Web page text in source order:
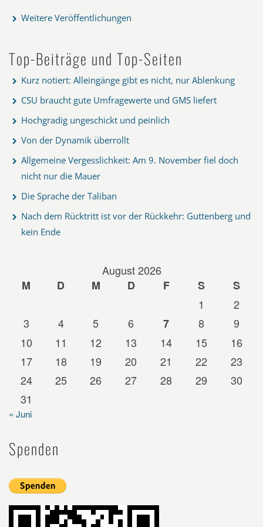
Weitere Veröffentlichungen
Top-Beiträge und Top-Seiten
Kurz notiert: Alleingänge gibt es nicht, nur Ablenkung
CSU braucht gute Umfragewerte und GMS liefert
Hochgradig ungeschickt und peinlich
Von der Dynamik überrollt
Allgemeine Vergesslichkeit: Am 9. November fiel doch
nicht nur die Mauer
Die Sprache der Taliban
Nach dem Rücktritt ist vor der Rückkehr: Guttenberg und
kein Ende
August 2026
M
D M D F S
S
1
2
3
4 5 6 7 8
9
10
11 12 13 14 15
16
17
18 19 20 21 22
23
24
25 26 27 28 29
30
31
« Juni
Spenden